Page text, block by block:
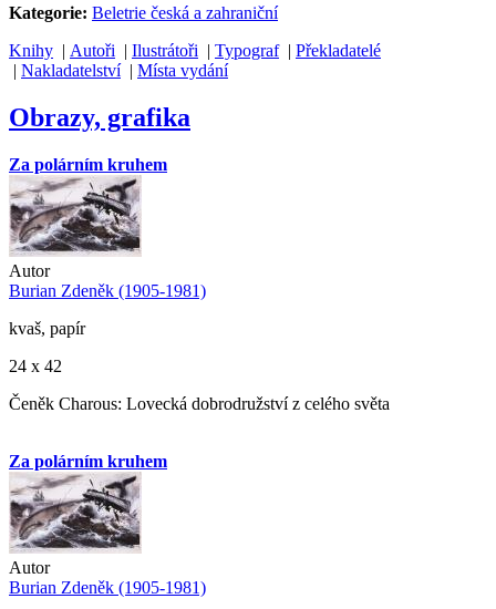
Kategorie: Beletrie česká a zahraniční
Knihy | Autoři | Ilustrátoři | Typograf| Překladatelé
| Nakladatelství| Místa vydání
Obrazy, grafika
Za polárním kruhem
Autor
Burian Zdeněk (1905-1981)
kvaš, papír
24 x 42
Čeněk Charous: Lovecká dobrodružství z celého světa
Za polárním kruhem
Autor
Burian Zdeněk (1905-1981)